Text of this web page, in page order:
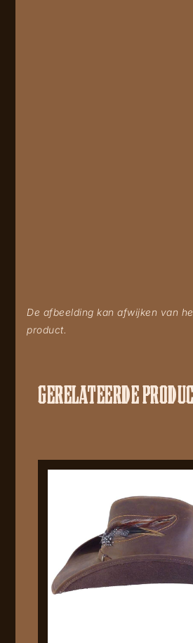
De afbeelding kan afwijken van
product.
GERELATEERDE